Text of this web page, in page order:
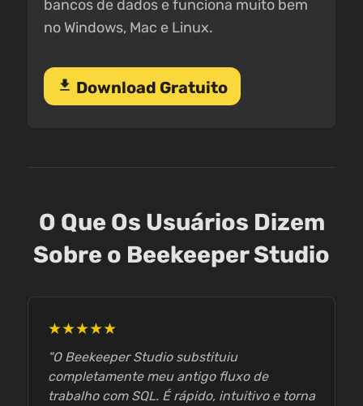
bancos de dados e funciona muito bem
no Windows, Mac e Linux.
download Download Gratuito
O Que Os Usuários Dizem
Sobre o Beekeeper Studio
★★★★★
"O Beekeeper Studio substituiu
completamente meu antigo fluxo de
trabalho com SQL. É rápido, intuitivo e torna